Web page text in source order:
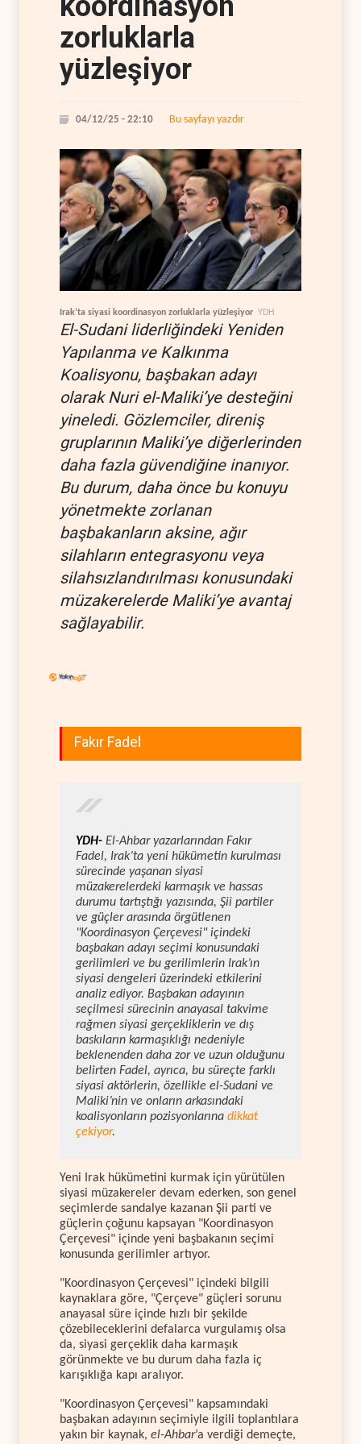
zorluklarla
yüzleşiyor
04/12/25 - 22:10 Bu sayfayı yazdır
Irak’ta siyasi koordinasyon zorluklarla yüzleşiyor YDH
El-Sudani liderliğindeki Yeniden
Yapılanma ve Kalkınma
Koalisyonu, başbakan adayı
olarak Nuri el-Maliki’ye desteğini
yineledi. Gözlemciler, direniş
gruplarının Maliki’ye diğerlerinden
daha fazla güvendiğine inanıyor.
Bu durum, daha önce bu konuyu
yönetmekte zorlanan
başbakanların aksine, ağır
silahların entegrasyonu veya
silahsızlandırılması konusundaki
müzakerelerde Maliki’ye avantaj
sağlayabilir.
Fakır Fadel
YDH- El-Ahbar yazarlarından Fakır
Fadel, Irak’ta yeni hükümetin kurulması
sürecinde yaşanan siyasi
müzakerelerdeki karmaşık ve hassas
durumu tartıştığı yazısında, Şii partiler
ve güçler arasında örgütlenen
"Koordinasyon Çerçevesi" içindeki
başbakan adayı seçimi konusundaki
gerilimleri ve bu gerilimlerin Irak’ın
siyasi dengeleri üzerindeki etkilerini
analiz ediyor. Başbakan adayının
seçilmesi sürecinin anayasal takvime
rağmen siyasi gerçekliklerin ve dış
baskıların karmaşıklığı nedeniyle
beklenenden daha zor ve uzun olduğunu
belirten Fadel, ayrıca, bu süreçte farklı
siyasi aktörlerin, özellikle el-Sudani ve
Maliki’nin ve onların arkasındaki
koalisyonların pozisyonlarına dikkat
çekiyor.
Yeni Irak hükümetini kurmak için yürütülen
siyasi müzakereler devam ederken, son genel
seçimlerde sandalye kazanan Şii parti ve
güçlerin çoğunu kapsayan "Koordinasyon
Çerçevesi" içinde yeni başbakanın seçimi
konusunda gerilimler artıyor.
"Koordinasyon Çerçevesi" içindeki bilgili
kaynaklara göre, "Çerçeve" güçleri sorunu
anayasal süre içinde hızlı bir şekilde
çözebileceklerini defalarca vurgulamış olsa
da, siyasi gerçeklik daha karmaşık
görünmekte ve bu durum daha fazla iç
karışıklığa kapı aralıyor.
"Koordinasyon Çerçevesi" kapsamındaki
başbakan adayının seçimiyle ilgili toplantılara
yakın bir kaynak, el-Ahbar’a verdiği demeçte,